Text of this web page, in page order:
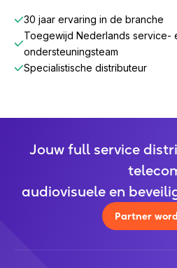
30 jaar ervaring in de branche
Toegewijd Nederlands service-
ondersteuningsteam
Specialistische distributeur
Jouw full service
audiovisuele en
Partner